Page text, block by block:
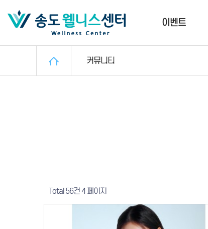
이벤트
커뮤니티
Total 56건4 페이지